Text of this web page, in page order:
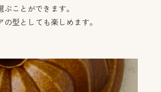
ことができます。
型としても楽しめます。